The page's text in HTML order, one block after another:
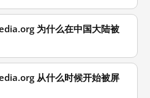
为什么在中国大陆被
从什么时候开始被屏